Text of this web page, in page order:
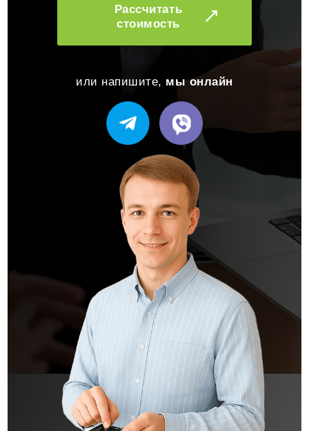
Рассчитать
стоимость
или напишите, мы онлайн